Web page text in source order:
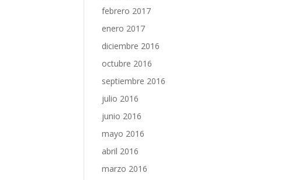
febrero 2017
enero 2017
diciembre 2016
octubre 2016
septiembre 2016
julio 2016
junio 2016
mayo 2016
abril 2016
marzo 2016